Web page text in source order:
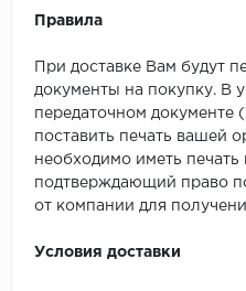
Правила
При доставке Вам будут
документы на покупку. В
передаточном
поставить печать вашей
необходимо иметь печать
подтверждающий право
от компании для
Условия доставки